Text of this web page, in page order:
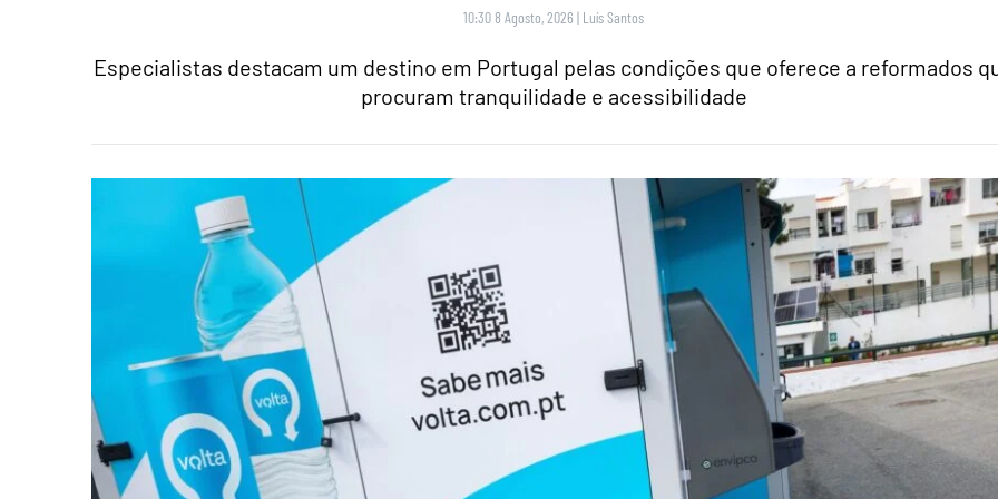
10:30 8 Agosto, 2026 | Luís Santos
Especialistas destacam um destino em Portugal pelas condições que oferece a reformados
procuram tranquilidade e acessibilidade